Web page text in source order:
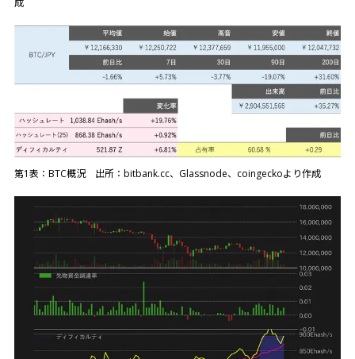
成
第1表：BTC概況 出所：bitbank.cc、Glassnode、coingeckoより作成